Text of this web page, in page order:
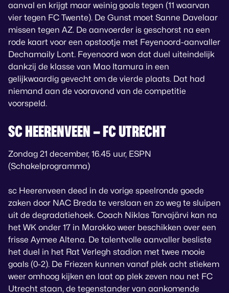
aanval en krijgt maar weinig goals tegen (11 waarvan
vier tegen FC Twente). De Gunst moet Sanne Davelaar
missen tegen AZ. De aanvoerder is geschorst na een
rode kaart voor een opstootje met Feyenoord-aanvaller
Dechamaily Lont. Feyenoord won dat duel uiteindelijk
dankzij de klasse van Mao Itamura in een
gelijkwaardig gevecht om de vierde plaats. Dat had
niemand aan de vooravond van de competitie
voorspeld.
SC HEERENVEEN – FC UTRECHT
Zondag 21 december, 16.45 uur, ESPN
(Schakelprogramma)
sc Heerenveen deed in de vorige speelronde goede
zaken door NAC Breda te verslaan en zo weg te sluipen
uit de degradatiehoek. Coach Niklas Tarvajärvi kan na
het WK onder 17 in Marokko weer beschikken over een
frisse Aymee Altena. De talentvolle aanvaller besliste
het duel in het Rat Verlegh stadion met twee mooie
goals (0-2). De Friezen kunnen vanaf plek acht stiekem
weer omhoog kijken en laat op plek zeven nou net FC
Utrecht staan, de tegenstander van aankomende